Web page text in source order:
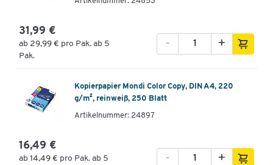
31,99 €
ab 29,99 € pro Pak. ab 5
Pak.
+
-
Kopierpapier Mondi Color Copy, DIN A4, 220
g/m², reinweiß, 250 Blatt
Artikelnummer: 24897
16,49 €
ab 14,49 € pro Pak. ab 5
+
-